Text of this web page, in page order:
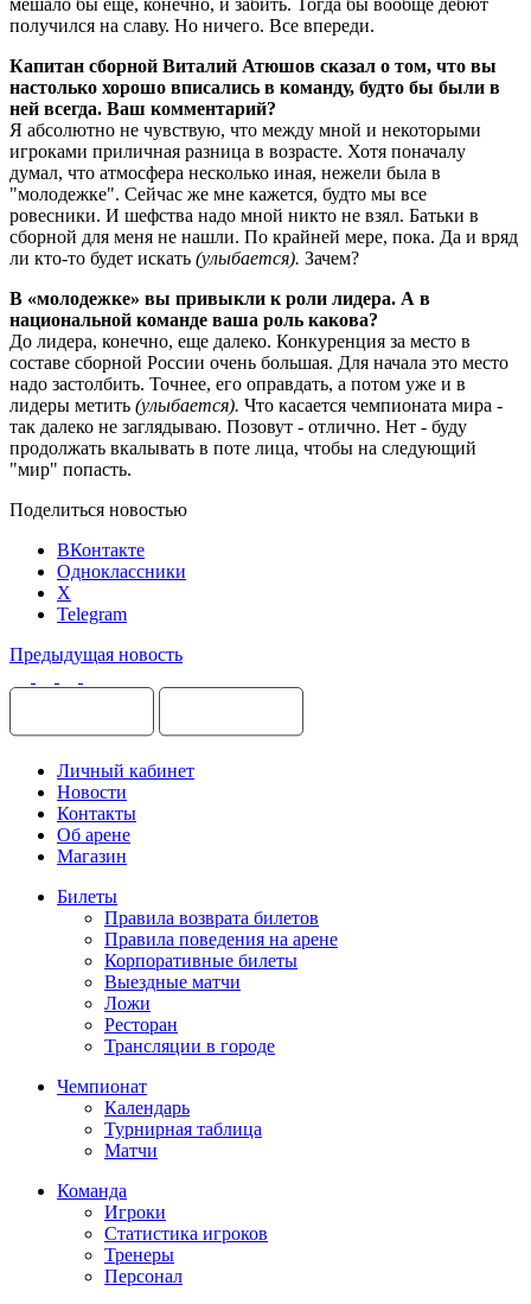
получился на славу. Но ничего. Все впереди.
Капитан сборной Виталий Атюшов сказал о том, что вы
настолько хорошо вписались в команду, будто бы были в
ней всегда. Ваш комментарий?
Я абсолютно не чувствую, что между мной и некоторыми
игроками приличная разница в возрасте. Хотя поначалу
думал, что атмосфера несколько иная, нежели была в
"молодежке". Сейчас же мне кажется, будто мы все
ровесники. И шефства надо мной никто не взял. Батьки в
сборной для меня не нашли. По крайней мере, пока. Да и вряд
ли кто-то будет искать (улыбается). Зачем?
В «молодежке» вы привыкли к роли лидера. А в
национальной команде ваша роль какова?
До лидера, конечно, еще далеко. Конкуренция за место в
составе сборной России очень большая. Для начала это место
надо застолбить. Точнее, его оправдать, а потом уже и в
лидеры метить (улыбается). Что касается чемпионата мира -
так далеко не заглядываю. Позовут - отлично. Нет - буду
продолжать вкалывать в поте лица, чтобы на следующий
"мир" попасть.
Поделиться новостью
ВКонтакте
Одноклассники
X
Telegram
Предыдущая новость
Личный кабинет
Новости
Контакты
Об арене
Магазин
Билеты
Правила возврата билетов
Правила поведения на арене
Корпоративные билеты
Выездные матчи
Ложи
Ресторан
Трансляции в городе
Чемпионат
Календарь
Турнирная таблица
Матчи
Команда
Игроки
Статистика игроков
Тренеры
Персонал